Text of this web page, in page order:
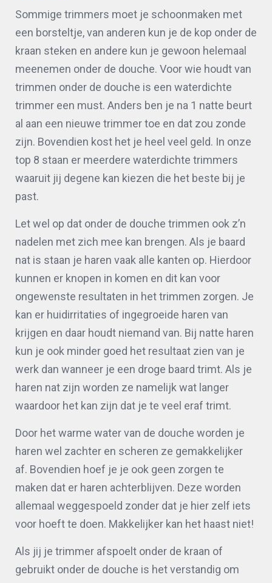
Sommige trimmers moet je schoonmaken met
een borsteltje, van anderen kun je de kop onder de
kraan steken en andere kun je gewoon helemaal
meenemen onder de douche. Voor wie houdt van
trimmen onder de douche is een waterdichte
trimmer een must. Anders ben je na 1 natte beurt
al aan een nieuwe trimmer toe en dat zou zonde
zijn. Bovendien kost het je heel veel geld. In onze
top 8 staan er meerdere waterdichte trimmers
waaruit jij degene kan kiezen die het beste bij je
past.
Let wel op dat onder de douche trimmen ook z’n
nadelen met zich mee kan brengen. Als je baard
nat is staan je haren vaak alle kanten op. Hierdoor
kunnen er knopen in komen en dit kan voor
ongewenste resultaten in het trimmen zorgen. Je
kan er huidirritaties of ingegroeide haren van
krijgen en daar houdt niemand van. Bij natte haren
kun je ook minder goed het resultaat zien van je
werk dan wanneer je een droge baard trimt. Als je
haren nat zijn worden ze namelijk wat langer
waardoor het kan zijn dat je te veel eraf trimt.
Door het warme water van de douche worden je
haren wel zachter en scheren ze gemakkelijker
af. Bovendien hoef je je ook geen zorgen te
maken dat er haren achterblijven. Deze worden
allemaal weggespoeld zonder dat je hier zelf iets
voor hoeft te doen. Makkelijker kan het haast niet!
Als jij je trimmer afspoelt onder de kraan of
gebruikt onder de douche is het verstandig om